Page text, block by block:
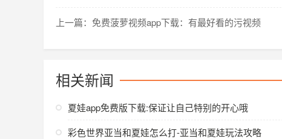
上一篇：免费菠萝视频app下载：有最好看的污视频
相关新闻
夏娃app免费版下载:保证让自己特别的开心哦
彩色世界亚当和夏娃怎么打-亚当和夏娃玩法攻略